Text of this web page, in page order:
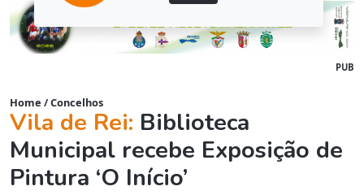
PUB
Home /Concelhos
Vila de Rei: Biblioteca
Municipal recebe Exposição de
Pintura ‘O Início’